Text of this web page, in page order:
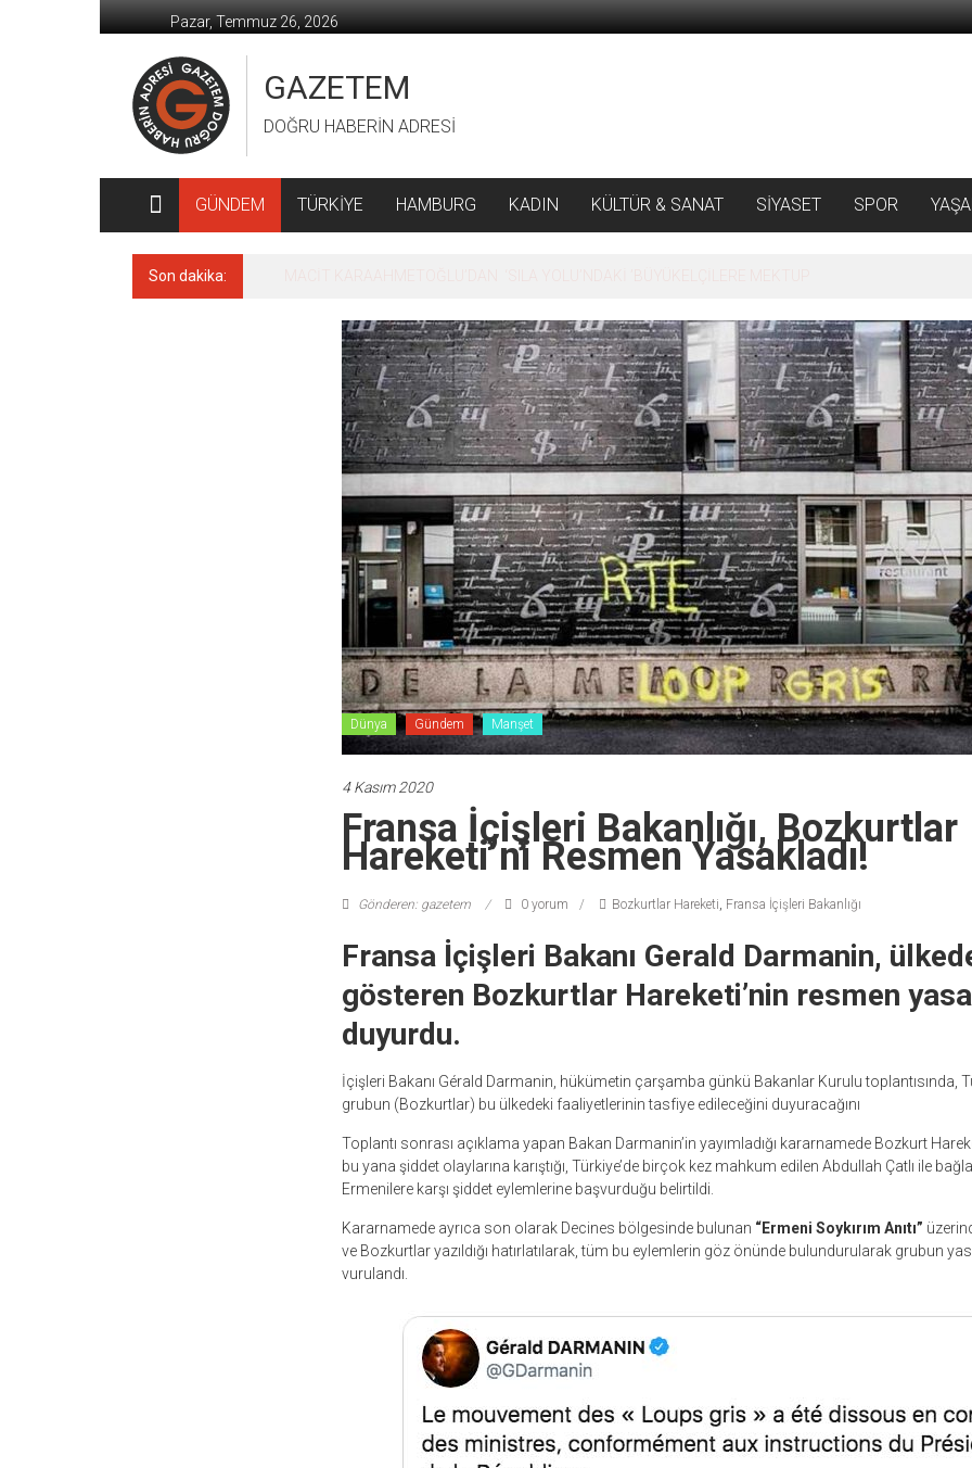
geç
Pazar, Temmuz 26, 2026
GAZETEM
DOĞRU HABERİN ADRESİ
GÜNDEM TÜRKİYE HAMBURG KADIN KÜLTÜR & SANAT SİYASET SPOR
Son dakika:
Dünya Gündem Manşet
4 Kasım 2020
Fransa İçişleri Bakanlığı, Bozkurtlar
Hareketi’ni Resmen Yasakladı!
Gönderen: gazetem 0 yorum Bozkurtlar Hareketi, Fransa İçişleri Bakanlığı
Fransa İçişleri Bakanı Gerald Darmanin,
gösteren Bozkurtlar Hareketi’nin resmen
duyurdu.
İçişleri Bakanı Gérald Darmanin, hükümetin çarşamba günkü Bakanlar Kurulu toplantısında,
grubun (Bozkurtlar) bu ülkedeki faaliyetlerinin tasfiye edileceğini duyuracağını
Toplantı sonrası açıklama yapan Bakan Darmanin’in yayımladığı kararnamede Bozkurt
bu yana şiddet olaylarına karıştığı, Türkiye’de birçok kez mahkum edilen Abdullah Çatlı ile
Ermenilere karşı şiddet eylemlerine başvurduğu belirtildi.
Kararnamede ayrıca son olarak Decines bölgesinde bulunan “Ermeni Soykırım Anıtı”
ve Bozkurtlar yazıldığı hatırlatılarak, tüm bu eylemlerin göz önünde bulundurularak grubun
vurulandı.